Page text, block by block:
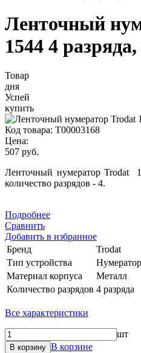
Ленточный
1544 4
Товар
дня
Успей
купить
Код товара: Т00003168
Цена:
507 руб.
Ленточный нумератор Trodat
количество разрядов - 4.
Подробнее
Сравнить
Добавить в избранное
Бренд
Trodat
Тип устройства
Материал корпуса
Металл
Количество разрядов 4 разряда
Все характеристики
шт
В корзину В корзине